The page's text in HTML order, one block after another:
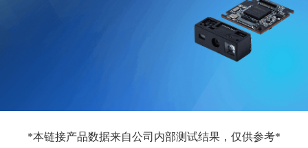
*本链接产品数据来自公司内部测试结果，仅供参考*